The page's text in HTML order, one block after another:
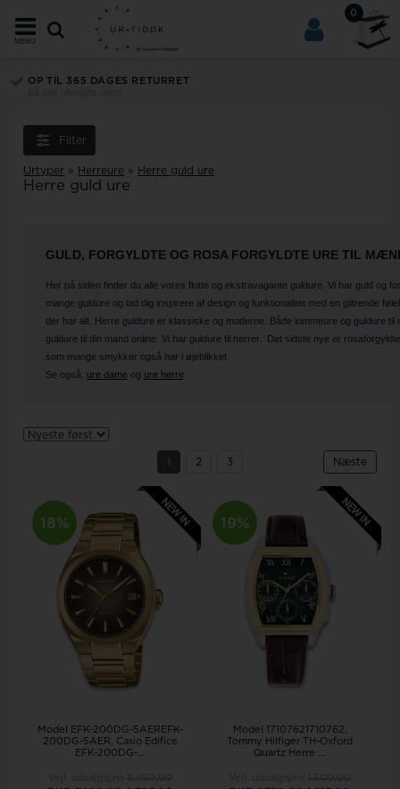
0
MENU
OP TIL 365 DAGES RETURRET
Filter
Urtyper » Herreure » Herre guld ure
Herre guld ure
GULD, FORGYLDTE OG ROSA FORGYLDTE URE TIL
Her på siden finder du alle vores flotte og ekstravagante guldure. Vi har guld og
mange guldure og lad dig inspirere af design og funktionalitet med en glitrende
der har alt. Herre guldure er klassiske og moderne. Både lommeure og guldure
guldure til din mand online. Vi har guldure til herrer. Det sidste nye er
som mange smykker også har i øjeblikket
Se også: ure dame og ure herre
2 3 Næste
18%
Model EFK-200DG-5AEREFK-
200DG-5AER, Casio Edifice
EFK-200DG-...
19%
Model 17107621710762,
Tommy Hilfiger TH-Oxford
Quartz Herre ...